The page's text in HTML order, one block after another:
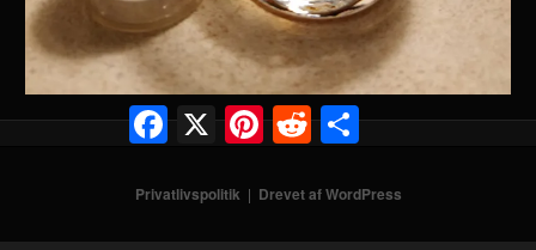
Privatlivspolitik Drevet af WordPress
Facebook
X PinterestReddit Share